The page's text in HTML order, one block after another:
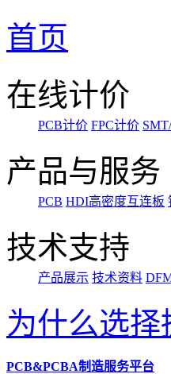
首页
在线计价
PCB计价 FPC计价
产品与服务
PCB HDI高密度互连板
技术支持
产品展示 技术资料
为什么选择
PCB&PCBA制造服务平台